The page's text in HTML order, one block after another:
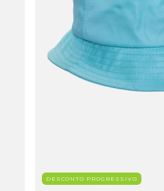
DESCONTO PROGRESSIVO